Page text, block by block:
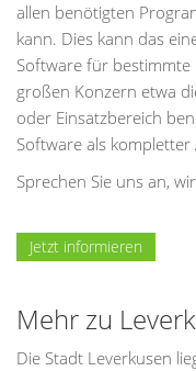
allen benötigten
kann. Dies kann das
Software für
großen Konzern etwa
oder Einsatzbereich
Software als
Sprechen Sie uns an,
Jetzt informieren
Mehr zu
Die Stadt Leverkusen